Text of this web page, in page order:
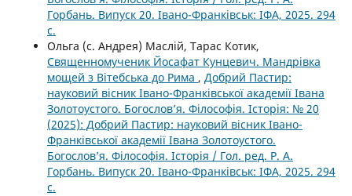
Горбань. Випуск 20. Івано-Франківськ: ІФА, 2025. 294
с.
Ольга (с. Андрея) Маслій, Тарас Котик,
Священномученик Йосафат Кунцевич. Мандрівка
мощей з Вітебська до Рима , Добрий Пастир:
науковий вісник Івано-Франківської академії Івана
Золотоустого. Богослов’я. Філософія. Історія: № 20
(2025): Добрий Пастир: науковий вісник Івано-
Франківської академії Івана Золотоустого.
Богослов’я. Філософія. Історія / Гол. ред. Р. А.
Горбань. Випуск 20. Івано-Франківськ: ІФА, 2025. 294
с.